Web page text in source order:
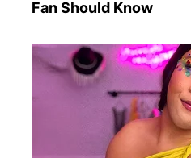
Fan Should Know